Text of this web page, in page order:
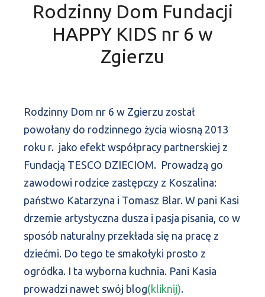
Rodzinny Dom Fundacji
HAPPY KIDS nr 6 w
Zgierzu
Rodzinny Dom nr 6 w Zgierzu został
powołany do rodzinnego życia wiosną 2013
roku r. jako efekt współpracy partnerskiej z
Fundacją TESCO DZIECIOM. Prowadzą go
zawodowi rodzice zastępczy z Koszalina:
państwo Katarzyna i Tomasz Blar. W pani Kasi
drzemie artystyczna dusza i pasja pisania, co w
sposób naturalny przekłada się na pracę z
dziećmi. Do tego te smakołyki prosto z
ogródka. I ta wyborna kuchnia. Pani Kasia
prowadzi nawet swój blog(kliknij).